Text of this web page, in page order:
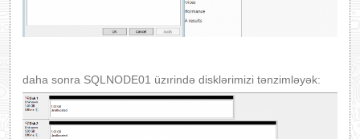
daha sonra SQLNODE01 üzırində disklərimizi tənzimləyək: